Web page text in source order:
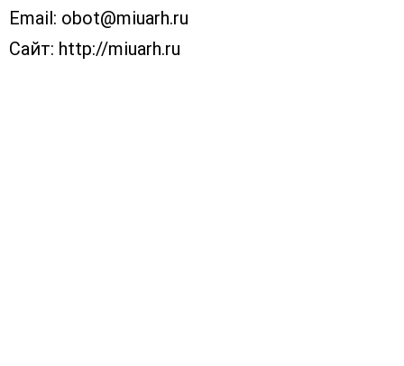
Email: obot@miuarh.ru
Сайт: http://miuarh.ru